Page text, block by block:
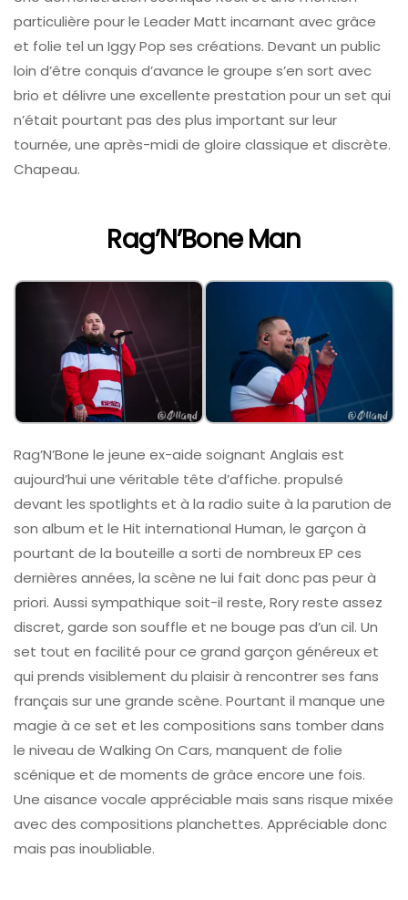
particulière pour le Leader Matt incarnant avec grâce
et folie tel un Iggy Pop ses créations. Devant un public
loin d’être conquis d’avance le groupe s’en sort avec
brio et délivre une excellente prestation pour un set qui
n’était pourtant pas des plus important sur leur
tournée, une après-midi de gloire classique et discrète.
Chapeau.
Rag’N’Bone Man
Rag’N’Bone le jeune ex-aide soignant Anglais est
aujourd’hui une véritable tête d’affiche. propulsé
devant les spotlights et à la radio suite à la parution de
son album et le Hit international Human, le garçon à
pourtant de la bouteille a sorti de nombreux EP ces
dernières années, la scène ne lui fait donc pas peur à
priori. Aussi sympathique soit-il reste, Rory reste assez
discret, garde son souffle et ne bouge pas d’un cil. Un
set tout en facilité pour ce grand garçon généreux et
qui prends visiblement du plaisir à rencontrer ses fans
français sur une grande scène. Pourtant il manque une
magie à ce set et les compositions sans tomber dans
le niveau de Walking On Cars, manquent de folie
scénique et de moments de grâce encore une fois.
Une aisance vocale appréciable mais sans risque mixée
avec des compositions planchettes. Appréciable donc
mais pas inoubliable.